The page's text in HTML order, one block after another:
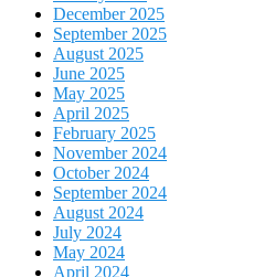
December 2025
September 2025
August 2025
June 2025
May 2025
April 2025
February 2025
November 2024
October 2024
September 2024
August 2024
July 2024
May 2024
April 2024